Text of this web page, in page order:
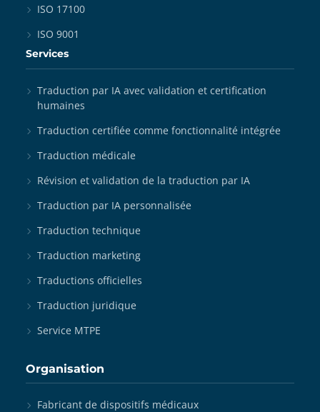
ISO 17100
ISO 9001
Services
Traduction par IA avec validation et certification
humaines
Traduction certifiée comme fonctionnalité intégrée
Traduction médicale
Révision et validation de la traduction par IA
Traduction par IA personnalisée
Traduction technique
Traduction marketing
Traductions officielles
Traduction juridique
Service MTPE
Organisation
Fabricant de dispositifs médicaux